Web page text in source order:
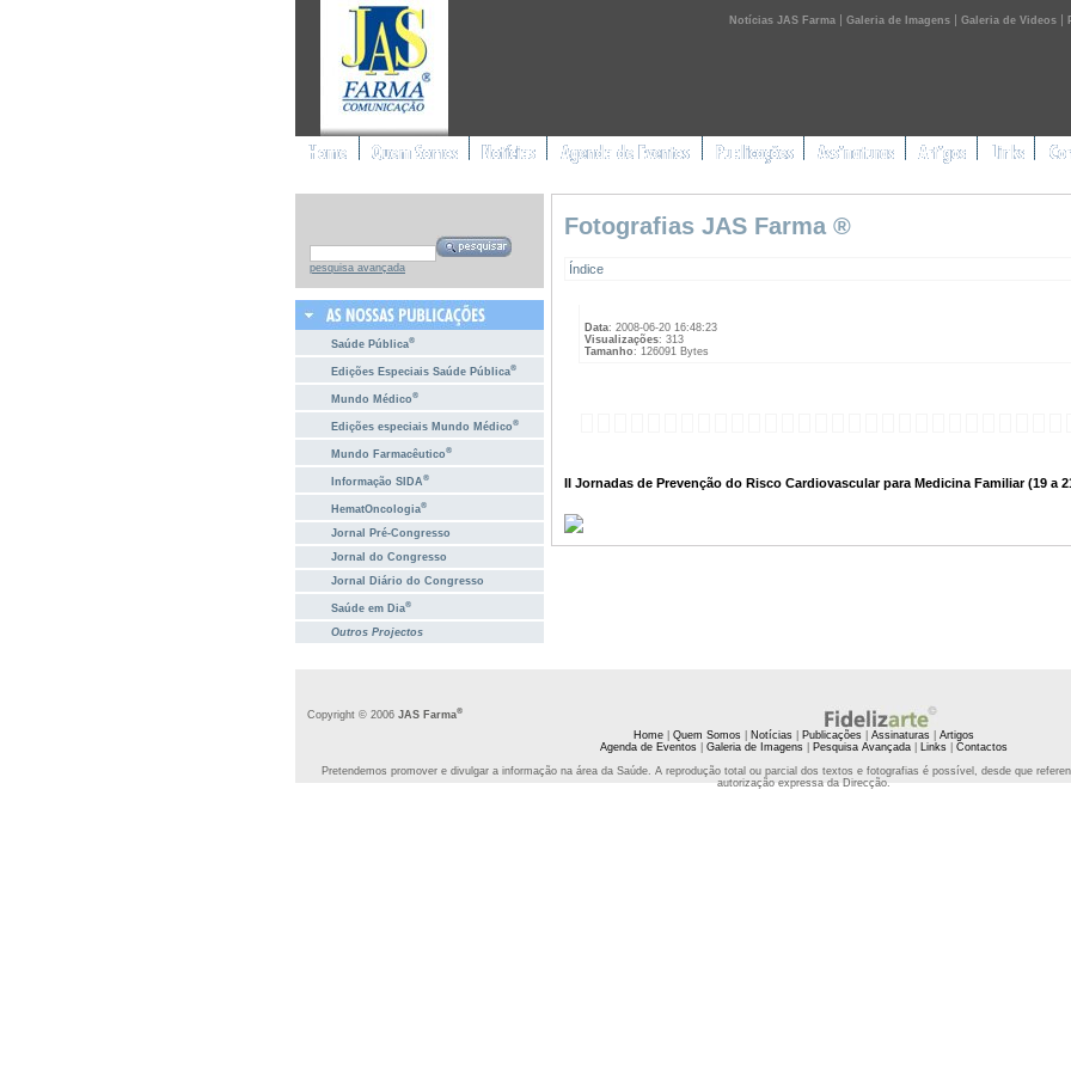
Notícias JAS Farma | Galeria de Imagens | Galeria de Videos |
pesquisa avançada
Saúde Pública®
Edições Especiais Saúde Pública®
Mundo Médico®
Edições especiais Mundo Médico®
Mundo Farmacêutico®
Informação SIDA®
HematOncologia®
Jornal Pré-Congresso
Jornal do Congresso
Jornal Diário do Congresso
Saúde em Dia®
Outros Projectos
Fotografias JAS Farma ®
Índice
Data: 2008-06-20 16:48:23
Visualizações: 313
Tamanho: 126091 Bytes
II Jornadas de Prevenção do Risco Cardiovascular para Medicina Familiar (19 a
Copyright © 2006 JAS Farma®
Home| Quem Somos| Notícias| Publicações| Assinaturas| Artigos
Agenda de Eventos| Galeria de Imagens| Pesquisa Avançada| Links| Contactos
Pretendemos promover e divulgar a informação na área da Saúde. A reprodução total ou parcial dos textos e fotografias é possível, desde que
autorização expressa da Direcção.